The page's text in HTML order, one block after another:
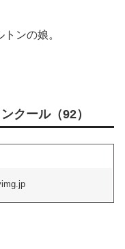
ンの娘。
クール（92）